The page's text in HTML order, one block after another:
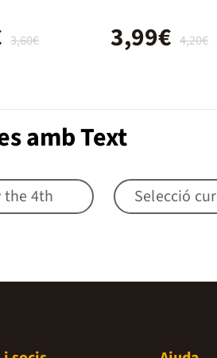
3,60€ 4,20€
3,99€
amb Text
the 4th Selecció